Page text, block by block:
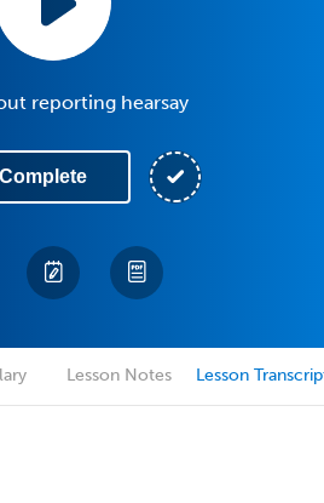
reporting hearsay
Lesson Notes Lesson